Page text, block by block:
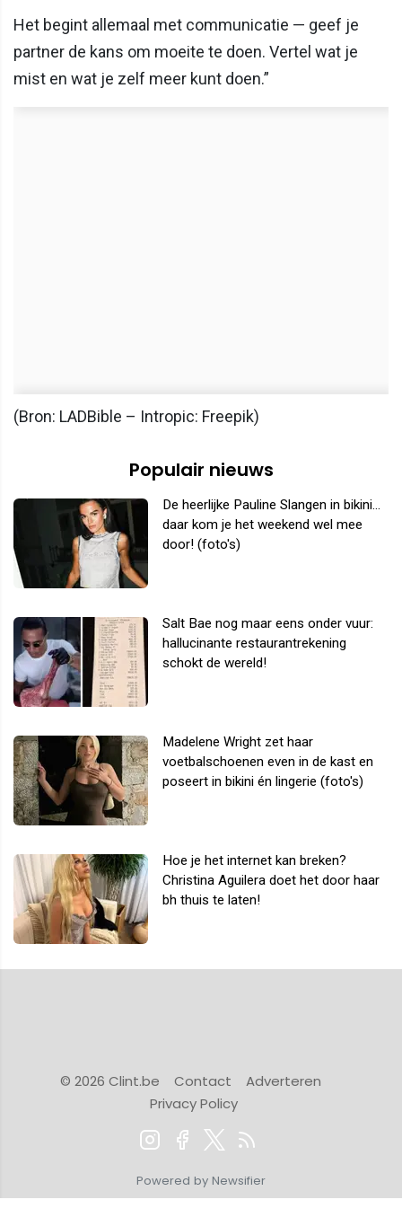
Het begint allemaal met communicatie — geef je
partner de kans om moeite te doen. Vertel wat je
mist en wat je zelf meer kunt doen.”
(Bron: LADBible – Intropic: Freepik)
Populair nieuws
De heerlijke Pauline Slangen in bikini...
daar kom je het weekend wel mee
door! (foto's)
Salt Bae nog maar eens onder vuur:
hallucinante restaurantrekening
schokt de wereld!
Madelene Wright zet haar
voetbalschoenen even in de kast en
poseert in bikini én lingerie (foto's)
Hoe je het internet kan breken?
Christina Aguilera doet het door haar
bh thuis te laten!
© 2026 Clint.be Contact
Adverteren
Privacy Policy
Powered by Newsifier